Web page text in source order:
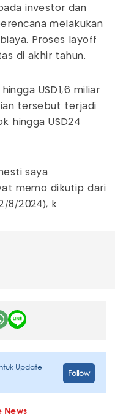
investor dan
melakukan
Proses layoff
di akhir tahun.
USD1,6 miliar
tersebut terjadi
hingga USD24
saya
memo dikutip dari
8/2024), k
Update
Follow
News